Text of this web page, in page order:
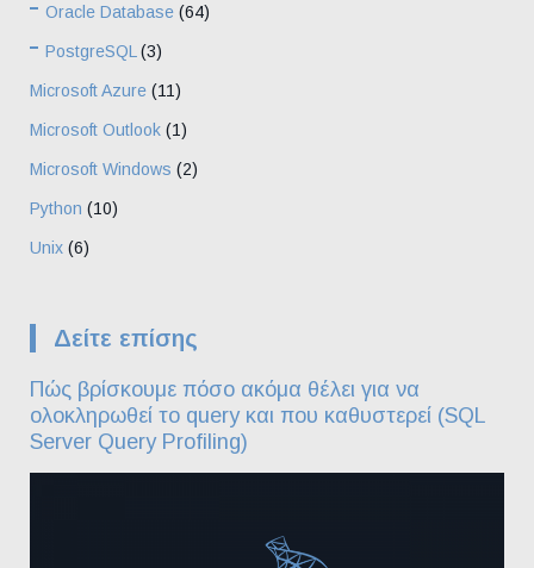
Oracle Database (64)
PostgreSQL (3)
Microsoft Azure (11)
Microsoft Outlook (1)
Microsoft Windows (2)
Python (10)
Unix (6)
Δείτε επίσης
Πώς βρίσκουμε πόσο ακόμα θέλει για να
ολοκληρωθεί το query και που καθυστερεί (SQL
Server Query Profiling)